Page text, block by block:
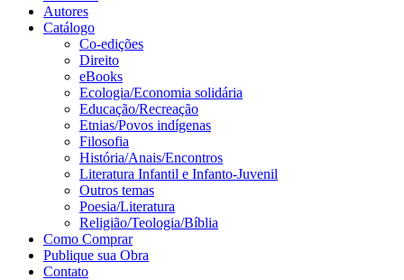
Autores
Catálogo
Co-edições
Direito
eBooks
Ecologia/Economia solidária
Educação/Recreação
Etnias/Povos indígenas
Filosofia
História/Anais/Encontros
Literatura Infantil e Infanto-Juvenil
Outros temas
Poesia/Literatura
Religião/Teologia/Bíblia
Como Comprar
Publique sua Obra
Contato